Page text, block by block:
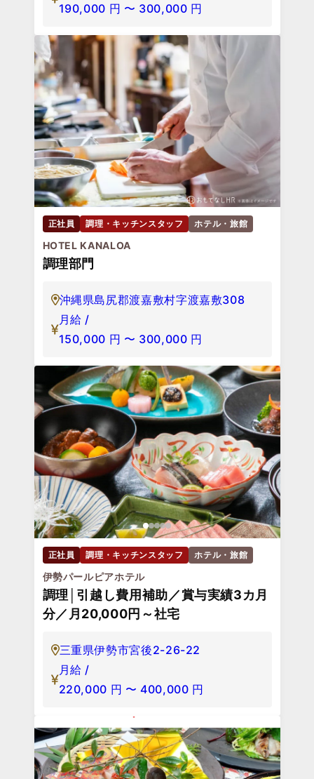
190,000 円 〜 300,000 円
正社員 調理・キッチンスタッフ ホテル・旅館
HOTEL KANALOA
調理部門
沖縄県島尻郡渡嘉敷村字渡嘉敷308
月給 /
150,000 円 〜 300,000 円
正社員 調理・キッチンスタッフ ホテル・旅館
伊勢パールピアホテル
調理│引越し費用補助／賞与実績3カ月
分／月20,000円～社宅
三重県伊勢市宮後2-26-22
月給 /
220,000 円 〜 400,000 円